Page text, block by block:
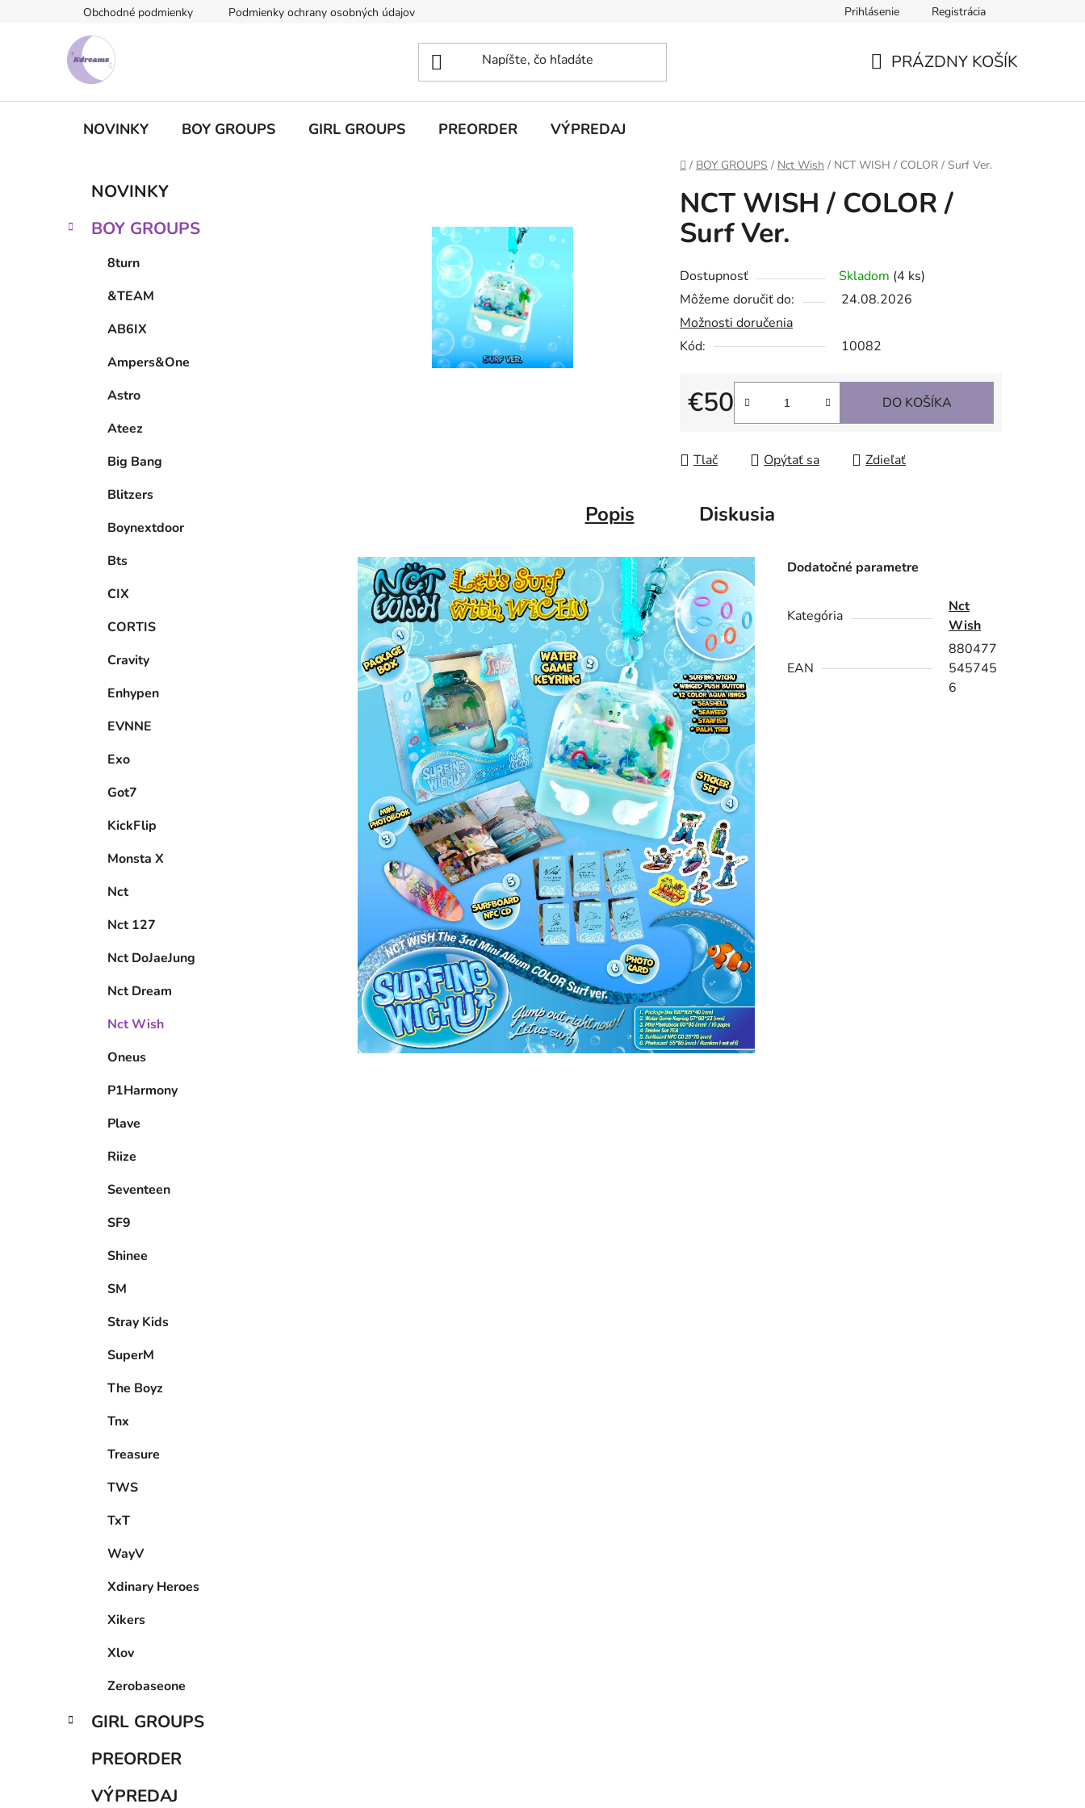
Obchodné podmienky Podmienky ochrany osobných údajov Prihlásenie Registrácia
PRÁZDNY KOŠÍK
NOVINKY BOY GROUPS GIRL GROUPS PREORDER VÝPREDAJ
Domov
/ BOY GROUPS / Nct Wish / NCT WISH / COLOR / Surf Ver.
č
Preskočiť
kategórie
e
NOVINKY
BOY GROUPS
8turn
&TEAM
AB6IX
Ampers&One
Astro
Ateez
Big Bang
Blitzers
Boynextdoor
Bts
CIX
CORTIS
Cravity
Enhypen
EVNNE
Exo
Got7
KickFlip
Monsta X
Nct
Nct 127
Nct DoJaeJung
Nct Dream
Nct Wish
Oneus
P1Harmony
Plave
Riize
Seventeen
SF9
Shinee
SM
Stray Kids
SuperM
The Boyz
Tnx
Treasure
TWS
TxT
WayV
Xdinary Heroes
Xikers
Xlov
Zerobaseone
GIRL GROUPS
PREORDER
VÝPREDAJ
NCT WISH / COLOR /
Surf Ver.
Dostupnosť Skladom (4 ks)
Môžeme doručiť do:
24.08.2026
Možnosti doručenia
Kód:
10082
€50
Jednotková cena:
DO KOŠÍKA
Tlač Opýtať sa Zdieľať
Popis Diskusia
Dodatočné parametre
Kategória
Nct
Wish
EAN
880477
545745
6